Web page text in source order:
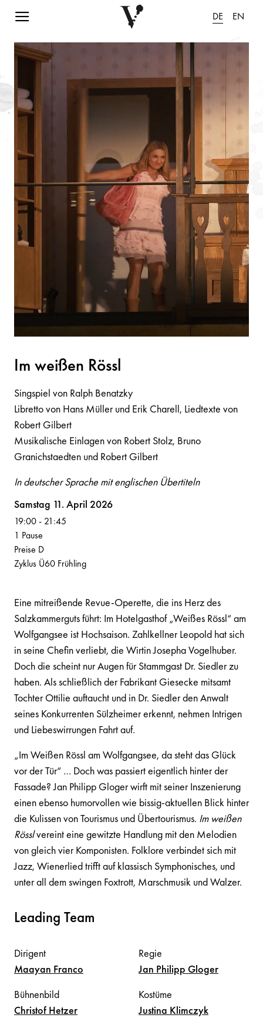
Navigation einblenden DE EN
Eine mitreißende Revue-Operette, die ins Herz des
Salzkammerguts führt: Im Hotelgasthof „Weißes Rössl“ am
Wolfgangsee ist Hochsaison. Zahlkellner Leopold hat sich
in seine Chefin verliebt, die Wirtin Josepha Vogelhuber.
Doch die scheint nur Augen für Stammgast Dr. Siedler zu
haben. Als schließlich der Fabrikant Giesecke mitsamt
Tochter Ottilie auftaucht und in Dr. Siedler den Anwalt
seines Konkurrenten Sülzheimer erkennt, nehmen Intrigen
und Liebeswirrungen Fahrt auf.
„Im Weißen Rössl am Wolfgangsee, da steht das Glück
vor der Tür“ … Doch was passiert eigentlich hinter der
Fassade? Jan Philipp Gloger wirft mit seiner Inszenierung
einen ebenso humorvollen wie bissig-aktuellen Blick hinter
die Kulissen von Tourismus und Übertourismus. Im weißen
Rösslvereint eine gewitzte Handlung mit den Melodien
von gleich vier Komponisten. Folklore verbindet sich mit
Jazz, Wienerlied trifft auf klassisch Symphonisches, und
unter all dem swingen Foxtrott, Marschmusik und Walzer.
Leading Team
Dirigent
Maayan Franco
Regie
Jan Philipp Gloger
Bühnenbild
Christof Hetzer
Kostüme
Justina Klimczyk
Animation pausieren
Im weißen Rössl
Singspiel von Ralph Benatzky
Libretto von Hans Müller und Erik Charell, Liedtexte von
Robert Gilbert
Musikalische Einlagen von Robert Stolz, Bruno
Granichstaedten und Robert Gilbert
In deutscher Sprache mit englischen Übertiteln
Volksoper
Samstag 11. April 2026
19:00- 21:45
1 Pause
Preise D
Zyklus Ü60 Frühling